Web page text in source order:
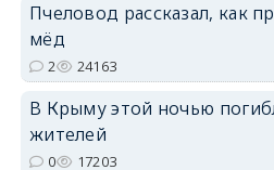
Пчеловод рассказал, как
мёд
2 24163
В Крыму этой ночью
жителей
0 17203